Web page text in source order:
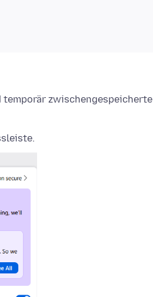
temporär zwischengespeicherte